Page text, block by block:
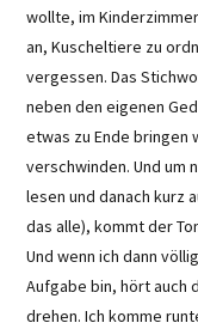
wollte, im
an, Kuscheltiere zu
vergessen. Das
neben den eigenen
etwas zu Ende bringen
verschwinden. Und um
lesen und danach kurz
das alle), kommt der
Und wenn ich dann
Aufgabe bin, hört auch
drehen. Ich komme